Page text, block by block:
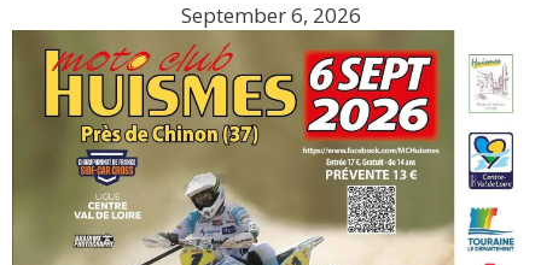
September 6, 2026